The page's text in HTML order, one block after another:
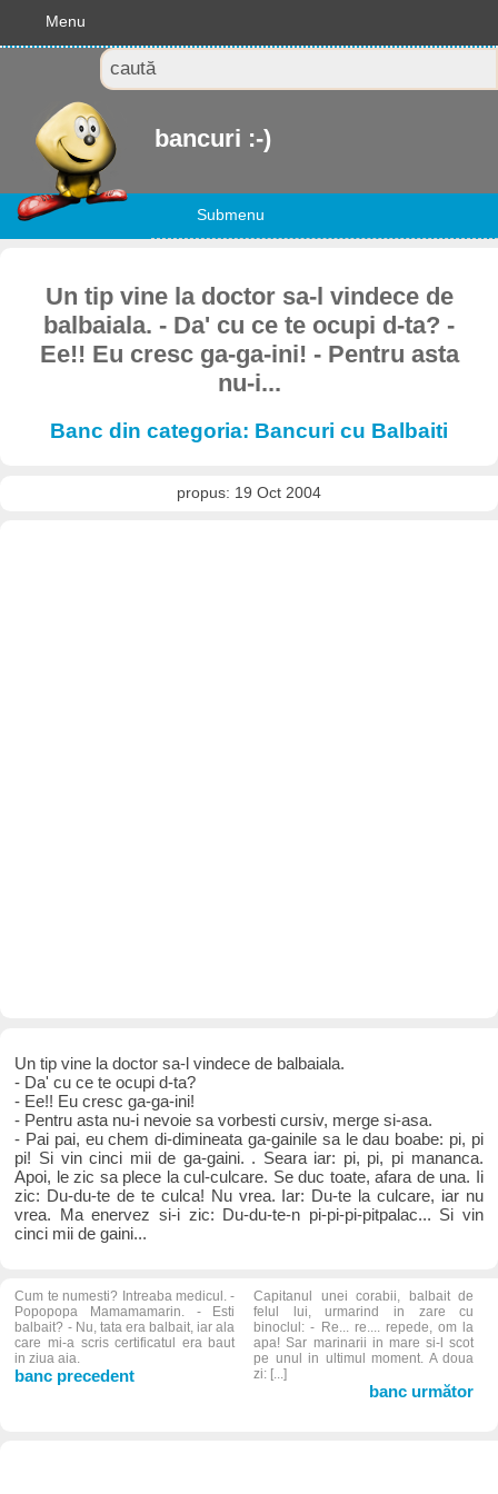
Menu
bancuri :-)
Submenu
Un tip vine la doctor sa-l vindece de
balbaiala. - Da' cu ce te ocupi d-ta? -
Ee!! Eu cresc ga-ga-ini! - Pentru asta
nu-i...
Banc din categoria: Bancuri cu Balbaiti
propus: 19 Oct 2004
Un tip vine la doctor sa-l vindece de balbaiala.
- Da' cu ce te ocupi d-ta?
- Ee!! Eu cresc ga-ga-ini!
- Pentru asta nu-i nevoie sa vorbesti cursiv, merge si-asa.
- Pai pai, eu chem di-dimineata ga-gainile sa le dau boabe: pi, pi
pi! Si vin cinci mii de ga-gaini. . Seara iar: pi, pi, pi mananca.
Apoi, le zic sa plece la cul-culcare. Se duc toate, afara de una. Ii
zic: Du-du-te de te culca! Nu vrea. Iar: Du-te la culcare, iar nu
vrea. Ma enervez si-i zic: Du-du-te-n pi-pi-pi-pitpalac... Si vin
cinci mii de gaini...
Cum te numesti? Intreaba medicul. -
Popopopa Mamamamarin. - Esti
balbait? - Nu, tata era balbait, iar ala
care mi-a scris certificatul era baut
in ziua aia.
banc precedent
Capitanul unei corabii, balbait de
felul lui, urmarind in zare cu
binoclul: - Re... re.... repede, om la
apa! Sar marinarii in mare si-l scot
pe unul in ultimul moment. A doua
zi: [...]
banc următor